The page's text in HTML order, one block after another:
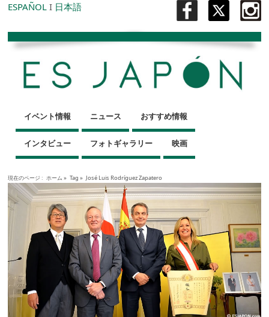
ESPAÑOL I 日本語
イベント情報 ニュース おすすめ情報
インタビュー フォトギャラリー 映画
現在のページ : ホーム » Tag » José Luis Rodríguez Zapatero